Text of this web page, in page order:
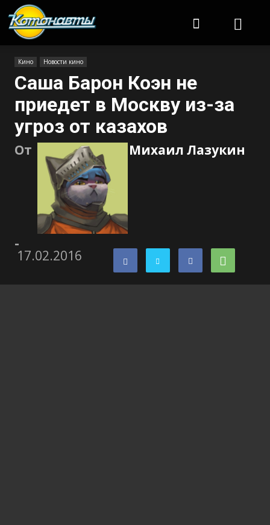
Кино Новости кино
Саша Барон Коэн не
приедет в Москву из-за
угроз от казахов
От Михаил Лазукин
-
17.02.2016